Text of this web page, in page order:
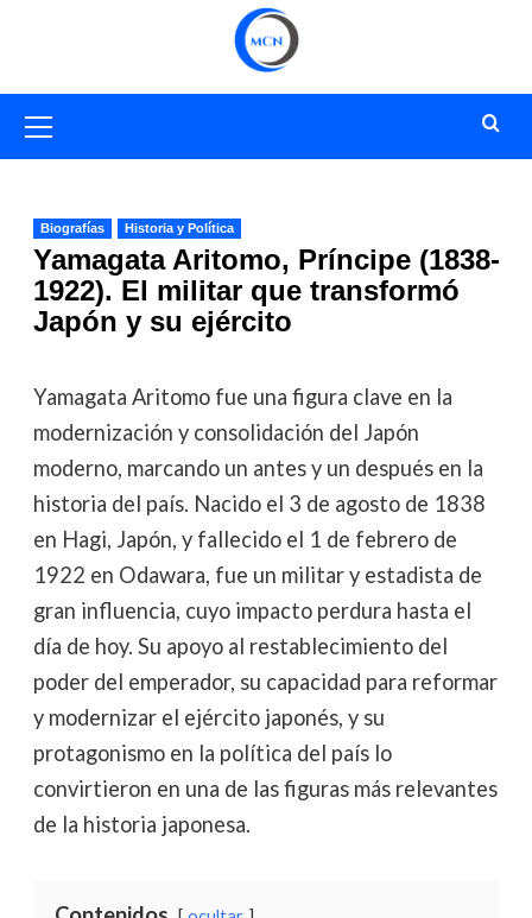
primario
Biografías Historia y Política
Yamagata Aritomo, Príncipe (1838-
1922). El militar que transformó
Japón y su ejército
Yamagata Aritomo fue una figura clave en la
modernización y consolidación del Japón
moderno, marcando un antes y un después en la
historia del país. Nacido el 3 de agosto de 1838
en Hagi, Japón, y fallecido el 1 de febrero de
1922 en Odawara, fue un militar y estadista de
gran influencia, cuyo impacto perdura hasta el
día de hoy. Su apoyo al restablecimiento del
poder del emperador, su capacidad para reformar
y modernizar el ejército japonés, y su
protagonismo en la política del país lo
convirtieron en una de las figuras más relevantes
de la historia japonesa.